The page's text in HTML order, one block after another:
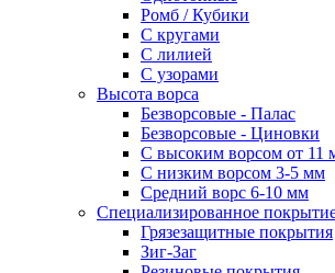
Ромб / Кубики
С кругами
С лилией
С узорами
Высота ворса
Безворсовые - Палас
Безворсовые - Циновки
С высоким ворсом от 11
С низким ворсом 3-5 мм
Средний ворс 6-10 мм
Специализированное
Грязезащитные покрытия
Зиг-Заг